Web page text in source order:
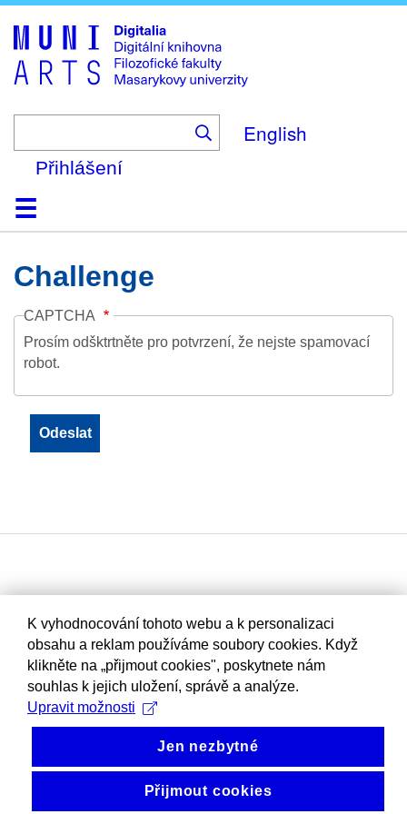
to
main
content
English
Přihlášení
DomůKolekce
Prohlížení
Vyhledávání
O platformě
Nápověda
KontaktDigitalia
Challenge
CAPTCHA
Prosím odšktrtněte pro potvrzení, že nejste spamovací
robot.
K vyhodnocování tohoto webu a k personalizaci
obsahu a reklam používáme soubory cookies. Když
klikněte na „přijmout cookies", poskytnete nám
souhlas k jejich uložení, správě a analýze.
Upravit možnosti
Jen nezbytné
Přijmout cookies